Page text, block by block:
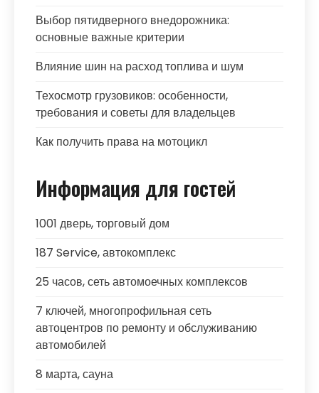
Выбор пятидверного внедорожника:
основные важные критерии
Влияние шин на расход топлива и шум
Техосмотр грузовиков: особенности,
требования и советы для владельцев
Как получить права на мотоцикл
Информация для гостей
1001 дверь, торговый дом
187 Service, автокомплекс
25 часов, сеть автомоечных комплексов
7 ключей, многопрофильная сеть
автоцентров по ремонту и обслуживанию
автомобилей
8 марта, сауна